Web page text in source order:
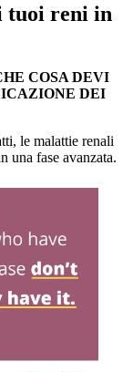
tuoi reni in
COSA DEVI
DEI
le malattie renali
una fase avanzata.